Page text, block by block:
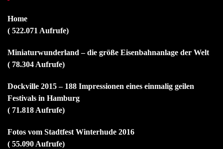
Home
( 522.071 Aufrufe)
Miniaturwunderland – die größe Eisenbahnanlage der Welt
( 78.304 Aufrufe)
Dockville 2015 – 188 Impressionen eines einmalig geilen
Festivals in Hamburg
( 71.818 Aufrufe)
Fotos vom Stadtfest Winterhude 2016
( 55.090 Aufrufe)